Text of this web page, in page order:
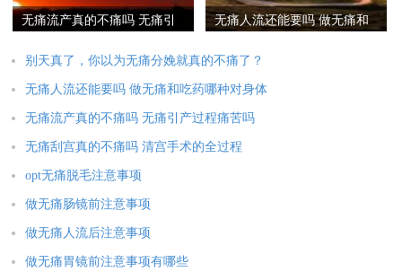
无痛流产真的不痛吗 无痛引
无痛人流还能要吗 做无痛和
别天真了，你以为无痛分娩就真的不痛了？
无痛人流还能要吗 做无痛和吃药哪种对身体
无痛流产真的不痛吗 无痛引产过程痛苦吗
无痛刮宫真的不痛吗 清宫手术的全过程
opt无痛脱毛注意事项
做无痛肠镜前注意事项
做无痛人流后注意事项
做无痛胃镜前注意事项有哪些